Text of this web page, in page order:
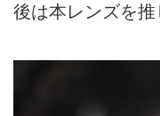
後は本レンズを推